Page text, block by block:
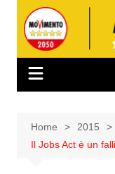
contenuto
Home 2015
Il Jobs Act è un